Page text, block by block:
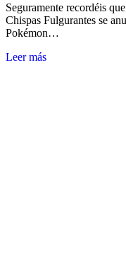
Seguramente recordéis
Chispas Fulgurantes se
Pokémon…
Leer más